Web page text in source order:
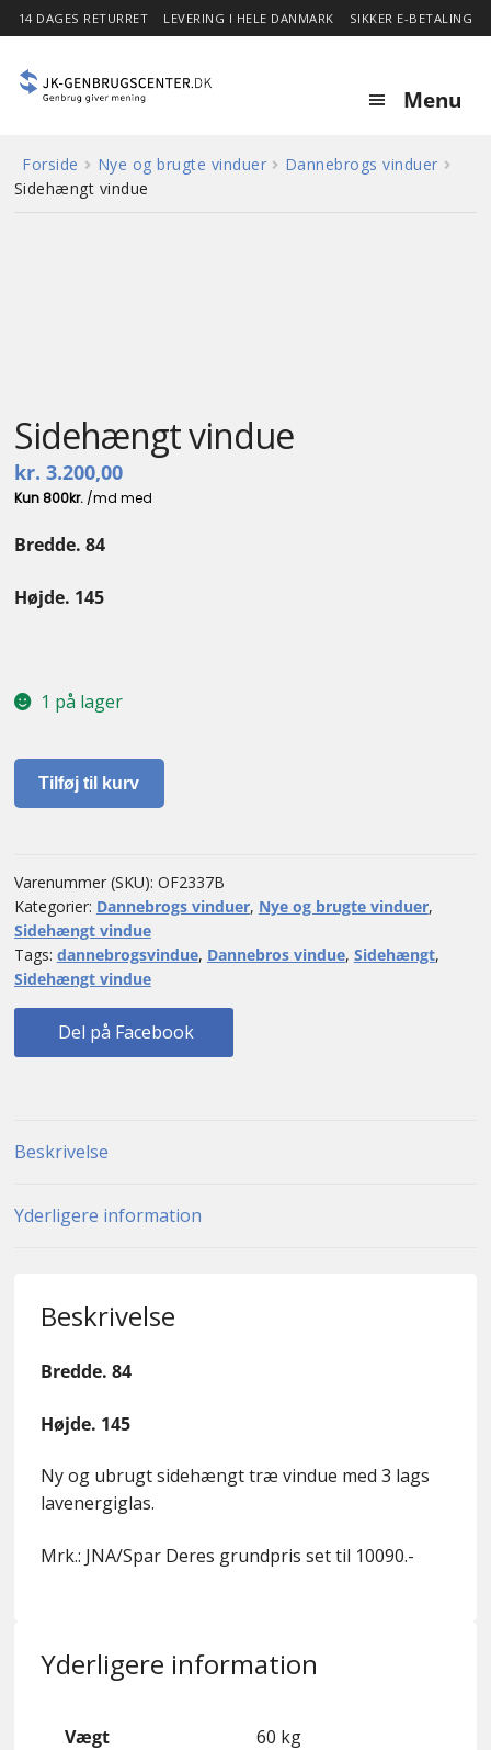
14 DAGES RETURRET LEVERING I HELE DANMARK SIKKER E-BETALING
Menu
Forside
Om
Forside Nye og brugte vinduer
Dannebrogs vinduer
Sidehængt vindue
Sidehængt vindue
kr. 3.200,00
Bredde. 84
Højde. 145
1 på lager
Sidehængt
vindue
Tilføj til kurv
Varenummer (SKU): OF2337B
Kategorier: Dannebrogs vinduer, Nye og brugte vinduer,
Sidehængt vindue
Tags: dannebrogsvindue, Dannebros vindue, Sidehængt,
Sidehængt vindue
Del på Facebook
Beskrivelse
Yderligere information
Beskrivelse
Bredde. 84
Højde. 145
Ny og ubrugt sidehængt træ vindue med 3 lags
lavenergiglas.
Mrk.: JNA/Spar Deres grundpris set til 10090.-
Yderligere information
Vægt 60 kg